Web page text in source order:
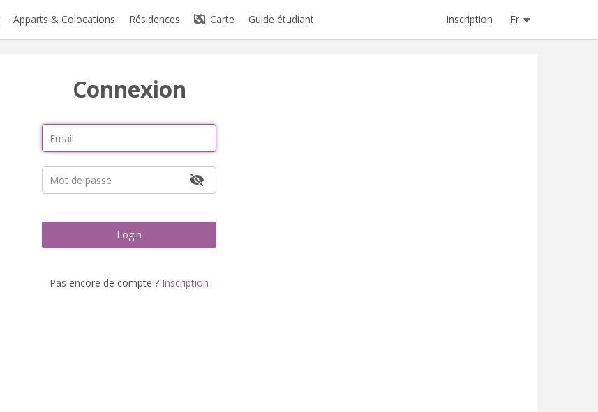
Apparts & Colocations Résidences Carte Guide étudiant Inscription Fr
Connexion
Login
Pas encore de compte ? Inscription